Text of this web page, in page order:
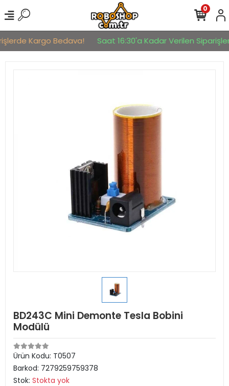
Kargo Bedava! Saat 16:30'a Kadar Verilen Siparişler
0
BD243C Mini Demonte Tesla Bobini
Modülü
Ürün Kodu: T0507
Barkod: 7279259759378
Stok: Stokta yok